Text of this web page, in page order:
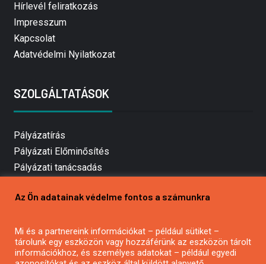
Hírlevél feliratkozás
Impresszum
Kapcsolat
Adatvédelmi Nyilatkozat
SZOLGÁLTATÁSOK
Pályázatírás
Pályázati Előminősítés
Pályázati tanácsadás
Mezőgazdasági pályázatírás
Pályázatírás civil szervezeteknek
Pályázatírás önkormányzatoknak
Az Ön adatainak védelme fontos a számunkra
Mi és a partnereink információkat – például sütiket –
tárolunk egy eszközön vagy hozzáférünk az eszközön tárolt
információkhoz, és személyes adatokat – például egyedi